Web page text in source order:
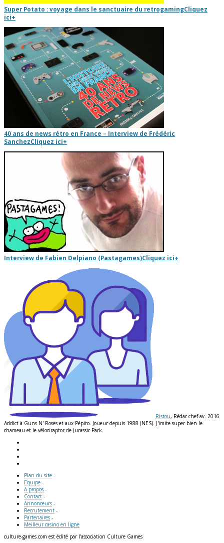
Super Potato : voyage dans le sanctuaire du retrogamingCliquez
ici+
40 ans de news rétro en France – Interview de Frédéric
SanchezCliquez ici+
Interview de Fabien Delpiano (Pastagames)Cliquez ici+
Ristou, Rédac chef av. 2016
Addict à Guns N' Roses et aux Pépito. Joueur depuis 1988 (NES). J'imite super bien le
chameau et le vélociraptor de Jurassic Park.
Plan du site -
Equipe -
A propos -
Contact -
Annonceurs -
Recrutement -
Partenaires -
Meilleur casino en ligne
culture-games.com est édité par l'association Culture Games